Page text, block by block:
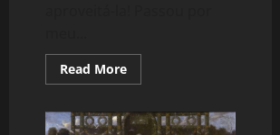
Read MoreRead
more
#Vazajato:Gleen
e